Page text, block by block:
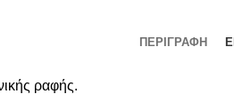
ΠΕΡΙΓΡΑΦΉ
ραφής.